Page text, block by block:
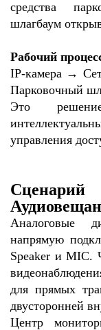
средства
шлагбаум
Рабочий
IP-камера →
Парковочный
Это
управления
Аналоговые
напрямую
Speaker и MIC.
для прямых
двусторонней
Центр